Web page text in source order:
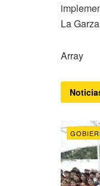
La
Array